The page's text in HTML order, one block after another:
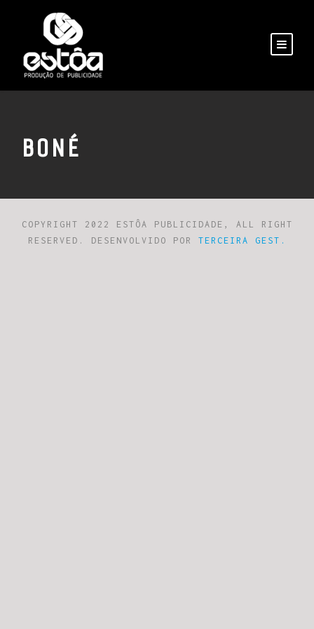
BONÉ
COPYRIGHT 2022 ESTÔA PUBLICIDADE, ALL RIGHT
RESERVED. DESENVOLVIDO POR TERCEIRA GEST.